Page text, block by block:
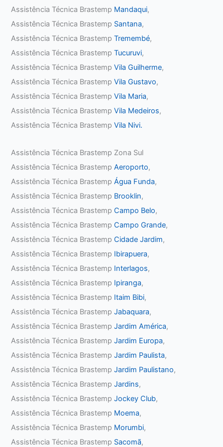
Assistência Técnica Brastemp Mandaqui,
Assistência Técnica Brastemp Santana,
Assistência Técnica BrastempTremembé,
Assistência Técnica BrastempTucuruvi,
Assistência Técnica BrastempVila Guilherme,
Assistência Técnica BrastempVila Gustavo,
Assistência Técnica BrastempVila Maria,
Assistência Técnica BrastempVila Medeiros,
Assistência Técnica BrastempVila Nivi.
Assistência Técnica Brastemp Zona Sul
Assistência Técnica BrastempAeroporto,
Assistência Técnica BrastempÁgua Funda,
Assistência Técnica Brastemp Brooklin,
Assistência Técnica BrastempCampo Belo,
Assistência Técnica BrastempCampo Grande,
Assistência Técnica BrastempCidade Jardim,
Assistência Técnica Brastemp Ibirapuera,
Assistência Técnica Brastemp Interlagos,
Assistência Técnica Brastemp Ipiranga,
Assistência Técnica Brastemp Itaim Bibi,
Assistência Técnica BrastempJabaquara,
Assistência Técnica BrastempJardim América,
Assistência Técnica BrastempJardim Europa,
Assistência Técnica BrastempJardim Paulista,
Assistência Técnica BrastempJardim Paulistano,
Assistência Técnica BrastempJardins,
Assistência Técnica BrastempJockey Club,
Assistência Técnica Brastemp Moema,
Assistência Técnica Brastemp Morumbi,
Assistência Técnica Brastemp Sacomã,